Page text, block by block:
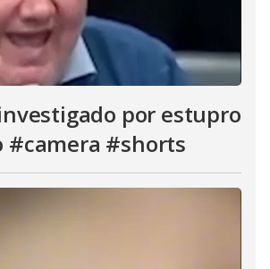
por estupro
#camera #shorts